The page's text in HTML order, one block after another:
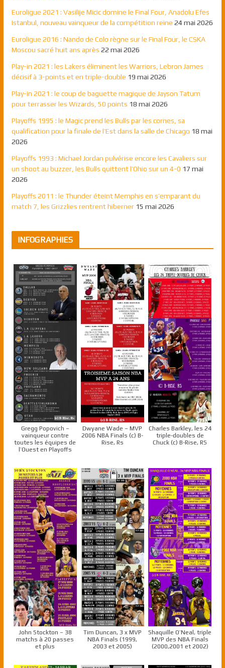
Euroligue 2021 : Vasilije Micic domine le Final Four, Anadolu Efes
Istanbul, nouveau vainqueur de la compétition reine 24 mai 2026
Euroligue 2016 : Nando de Colo règne sur le Final Four, le CSKA
Moscou sacré huit ans après 22 mai 2026
Play-in 2021 : les Lakers éliminent les Warriors, Lebron James
décisif à 3-points et en triple-double 19 mai 2026
Play-in 2021 : le coup de baguette magique de Jayson Tatum
pour terrasser les Wizards, 50 points 18 mai 2026
Playoffs 1995 : le Magic prend les Bulls par les cornes, sa
qualification pour la finale de l’Est dans la salle de Chicago 18 mai
2026
Playoffs 1993 : Michael Jordan pulvérise encore les Cavaliers sur
un shoot au buzzer, les Bulls quittent l’Ohio sur un 4-0 17 mai
2026
Playoffs 2011 : le Thunder éteint Memphis en s’emparant du
match 7, les Grizzlies rentrent hiberner 15 mai 2026
INFOGRAPHIES
Gregg Popovich –
vainqueur contre
toutes les équipes de
l’Ouest en Playoffs
Dwyane Wade – MVP
2006 NBA Finals (c) B-
Rise, Rs
Charles Barkley, les 24
triple-doubles de
Chuck (c) B-Rise, RS
John Stockton – 38
matchs à 20 passes
et plus
Tim Duncan, 3 x MVP
NBA Finals (1999,
2003 et 2005)
Shaquille O’Neal, triple
MVP des NBA Finals
(2000,2001 et 2002)